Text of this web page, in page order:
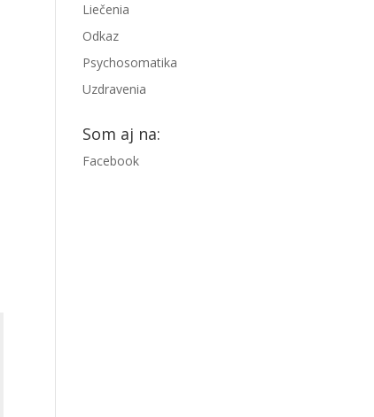
Liečenia
Odkaz
Psychosomatika
Uzdravenia
Som aj na:
Facebook